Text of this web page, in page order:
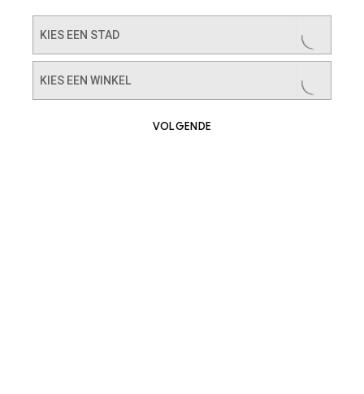
KIES EEN STAD
KIES EEN WINKEL
VOLGENDE